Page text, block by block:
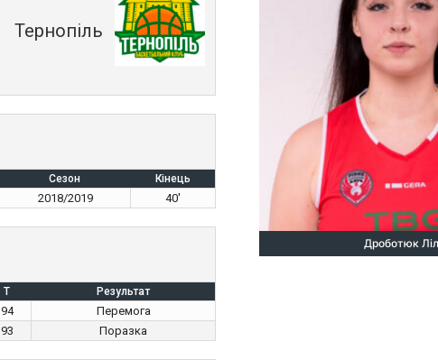
Тернопіль
Сезон Кінець
2018/2019 40'
T Результат
94
Перемога
93 Поразка
Дроботюк